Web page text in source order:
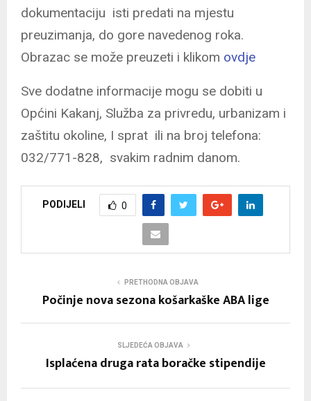
dokumentaciju isti predati na mjestu
preuzimanja, do gore navedenog roka.
Obrazac se može preuzeti i klikom ovdje
Sve dodatne informacije mogu se dobiti u
Općini Kakanj, Služba za privredu, urbanizam i
zaštitu okoline, I sprat ili na broj telefona:
032/771-828, svakim radnim danom.
PODIJELI 0
PRETHODNA OBJAVA
Počinje nova sezona košarkaške ABA lige
SLJEDEĆA OBJAVA
Isplaćena druga rata boračke stipendije